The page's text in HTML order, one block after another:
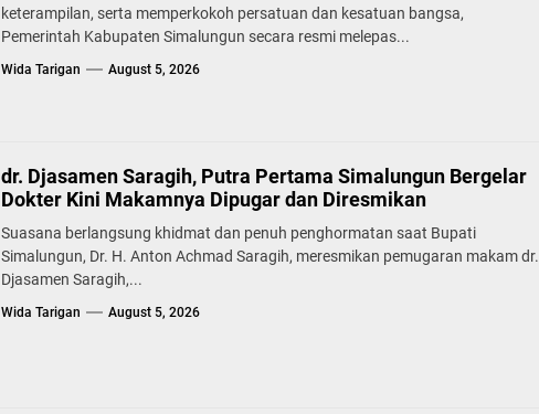
keterampilan, serta memperkokoh persatuan dan kesatuan bangsa,
Pemerintah Kabupaten Simalungun secara resmi melepas...
Wida Tarigan August 5, 2026
dr. Djasamen Saragih, Putra Pertama Simalungun Bergelar
Dokter Kini Makamnya Dipugar dan Diresmikan
Suasana berlangsung khidmat dan penuh penghormatan saat Bupati
Simalungun, Dr. H. Anton Achmad Saragih, meresmikan pemugaran makam dr.
Djasamen Saragih,...
Wida Tarigan August 5, 2026